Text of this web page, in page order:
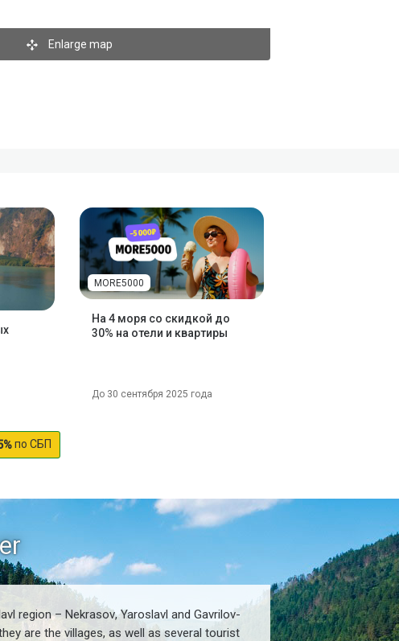
Enlarge map
MORE5000
На 4 моря со скидкой до
30% на отели и квартиры
До 30 сентября 2025 года
по СБП
region– Nekrasov,Yaroslavl and Gavrilov-
are the villages, as well as several tourist